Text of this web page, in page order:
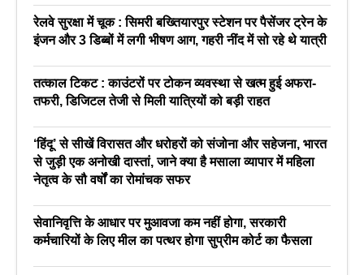
रेलवे सुरक्षा में चूक : सिमरी बख्तियारपुर स्टेशन पर पैसेंजर ट्रेन के
इंजन और 3 डिब्बों में लगी भीषण आग, गहरी नींद में सो रहे थे यात्री
तत्काल टिकट : काउंटरों पर टोकन व्यवस्था से खत्म हुई अफरा-
तफरी, डिजिटल तेजी से मिली यात्रियों को बड़ी राहत
‘हिंदू’ से सीखें विरासत और धरोहरों को संजोना और सहेजना, भारत
से जुड़ी एक अनोखी दास्तां, जाने क्या है मसाला व्यापार में महिला
नेतृत्व के सौ वर्षों का रोमांचक सफर
सेवानिवृत्ति के आधार पर मुआवजा कम नहीं होगा, सरकारी
कर्मचारियों के लिए मील का पत्थर होगा सुप्रीम कोर्ट का फैसला